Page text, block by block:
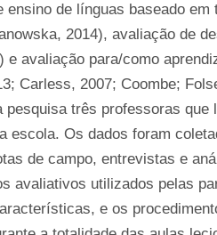
de línguas baseado em
2014), avaliação de
e avaliação para/como
Carless, 2007; Coombe;
três professoras que
escola. Os dados foram
de campo, entrevistas e
avaliativos utilizados pelas
e os